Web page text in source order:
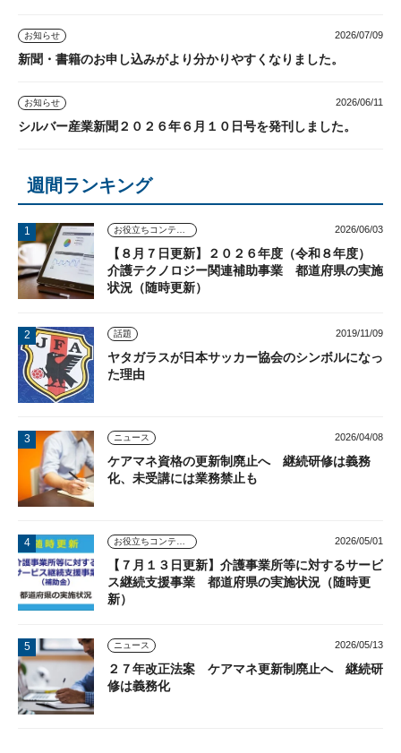
お知らせ 2026/07/09
新聞・書籍のお申し込みがより分かりやすくなりました。
お知らせ 2026/06/11
シルバー産業新聞２０２６年６月１０日号を発刊しました。
週間ランキング
2026/06/03
【８月７日更新】２０２６年度（令和８年度）
介護テクノロジー関連補助事業 都道府県の実施
状況（随時更新）
話題 2019/11/09
ヤタガラスが日本サッカー協会のシンボルになっ
た理由
ニュース 2026/04/08
ケアマネ資格の更新制廃止へ 継続研修は義務
化、未受講には業務禁止も
2026/05/01
【７月１３日更新】介護事業所等に対するサービ
ス継続支援事業 都道府県の実施状況（随時更
新）
ニュース 2026/05/13
２７年改正法案 ケアマネ更新制廃止へ 継続研
修は義務化